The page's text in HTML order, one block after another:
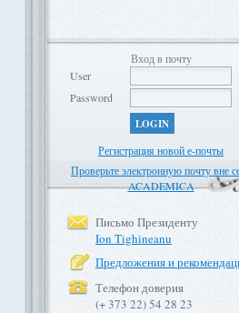
Вход в почту
User
Password
LOGIN
Регистрация новой е-почты
Проверьте электронную почту вне
ACADEMICA
Письмо Президенту
Ion Tighineanu
Предложения и
Телефон доверия
(+ 373 22) 54 28 23